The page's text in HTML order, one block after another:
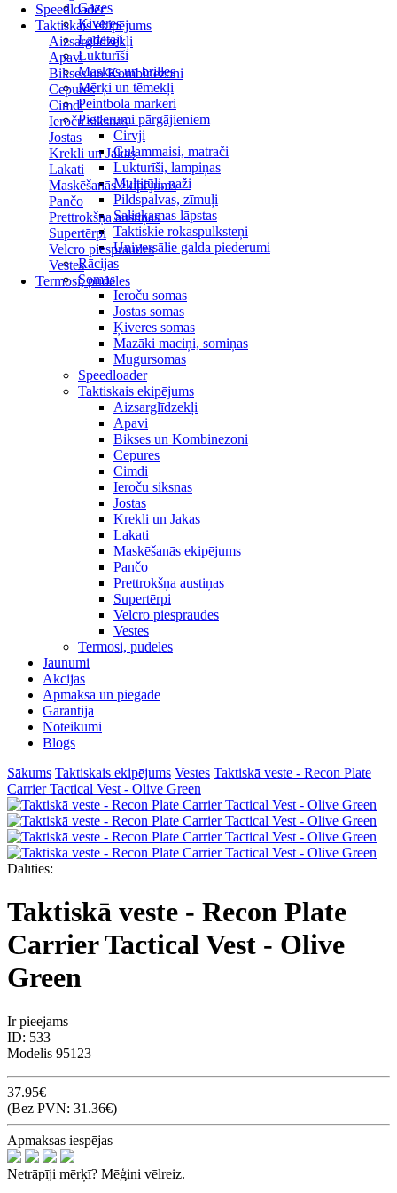
Speedloader
Taktiskais ekipējums
Aizsarglīdzekļi
Apavi
Bikses un Kombinezoni
Cepures
Cimdi
Ieroču siksnas
Jostas
Krekli un Jakas
Lakati
Maskēšanās ekipējums
Pančo
Prettrokšņa austiņas
Supertērpi
Velcro piespraudes
Vestes
Termosi, pudeles
Gāzes
Ķiveres
Lādētāji
Lukturīši
Maskas un brilles
Mērķi un tēmekļi
Peintbola markeri
Piederumi pārgājieniem
Cirvji
Guļammaisi, matrači
Lukturīši, lampiņas
Multitūli, naži
Pildspalvas, zīmuļi
Saliekamas lāpstas
Taktiskie rokaspulksteņi
Universālie galda piederumi
Rācijas
Somas
Ieroču somas
Jostas somas
Ķiveres somas
Mazāki maciņi, somiņas
Mugursomas
Speedloader
Taktiskais ekipējums
Aizsarglīdzekļi
Apavi
Bikses un Kombinezoni
Cepures
Cimdi
Ieroču siksnas
Jostas
Krekli un Jakas
Lakati
Maskēšanās ekipējums
Pančo
Prettrokšņa austiņas
Supertērpi
Velcro piespraudes
Vestes
Termosi, pudeles
Jaunumi
Akcijas
Apmaksa un piegāde
Garantija
Noteikumi
Blogs
Sākums Taktiskais ekipējums Vestes Taktiskā veste - Recon Plate
Carrier Tactical Vest - Olive Green
Dalīties:
Taktiskā veste - Recon Plate
Carrier Tactical Vest - Olive
Green
Ir pieejams
ID: 533
Modelis 95123
37.95€
(Bez PVN: 31.36€)
Apmaksas iespējas
Netrāpīji mērķī? Mēģini vēlreiz.